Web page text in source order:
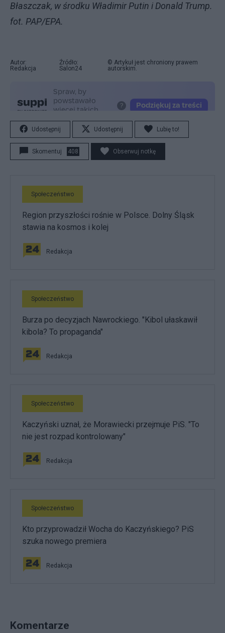
Błaszczak, w środku Władimir Putin i Donald Trump.
fot. PAP/EPA.
Autor:
Redakcja
Źródło:
Salon24
© Artykuł jest chroniony prawem
autorskim.
Udostępnij Udostępnij Lubię to!
Skomentuj 408 Obserwuj notkę
Społeczeństwo
Region przyszłości rośnie w Polsce. Dolny Śląsk
stawia na kosmos i kolej
Redakcja
Społeczeństwo
Burza po decyzjach Nawrockiego. "Kibol ułaskawił
kibola? To propaganda"
Redakcja
Społeczeństwo
Kaczyński uznał, że Morawiecki przejmuje PiS. "To
nie jest rozpad kontrolowany"
Redakcja
Społeczeństwo
Kto przyprowadził Wocha do Kaczyńskiego? PiS
szuka nowego premiera
Redakcja
Komentarze